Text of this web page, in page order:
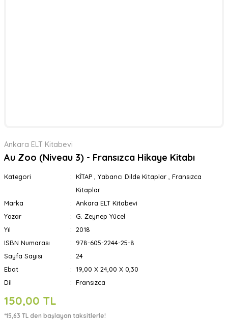
Ankara ELT Kitabevi
Au Zoo (Niveau 3) - Fransızca Hikaye Kitabı
Kategori KİTAP Yabancı Dilde Kitaplar
Fransızca
Kitaplar
Marka
Ankara ELT Kitabevi
Yazar
G. Zeynep Yücel
Yıl
2018
ISBN Numarası
978-605-2244-25-8
Sayfa Sayısı
24
Ebat
19,00 X 24,00 X 0,30
Dil
Fransızca
150,00 TL
*15,63 TL den başlayan taksitlerle!